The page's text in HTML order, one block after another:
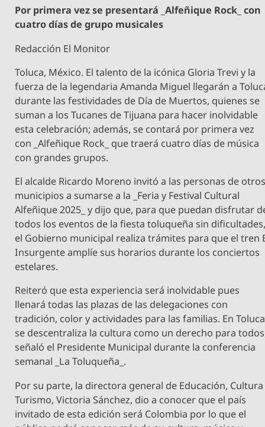
Por primera vez se presentará _Alfeñique Rock_ con
cuatro días de grupo musicales
Redacción El Monitor
Toluca, México. El talento de la icónica Gloria Trevi y la
fuerza de la legendaria Amanda Miguel llegarán a
durante las festividades de Día de Muertos, quienes se
suman a los Tucanes de Tijuana para hacer inolvidable
esta celebración; además, se contará por primera vez
con _Alfeñique Rock_ que traerá cuatro días de música
con grandes grupos.
El alcalde Ricardo Moreno invitó a las personas de
municipios a sumarse a la _Feria y Festival Cultural
Alfeñique 2025_ y dijo que, para que puedan disfrutar
todos los eventos de la fiesta toluqueña sin
el Gobierno municipal realiza trámites para que el tren
Insurgente amplíe sus horarios durante los conciertos
estelares.
Reiteró que esta experiencia será inolvidable pues
llenará todas las plazas de las delegaciones con
tradición, color y actividades para las familias. En Toluca
se descentraliza la cultura como un derecho para
señaló el Presidente Municipal durante la conferencia
semanal _La Toluqueña_.
Por su parte, la directora general de Educación, Cultura
Turismo, Victoria Sánchez, dio a conocer que el país
invitado de esta edición será Colombia por lo que el